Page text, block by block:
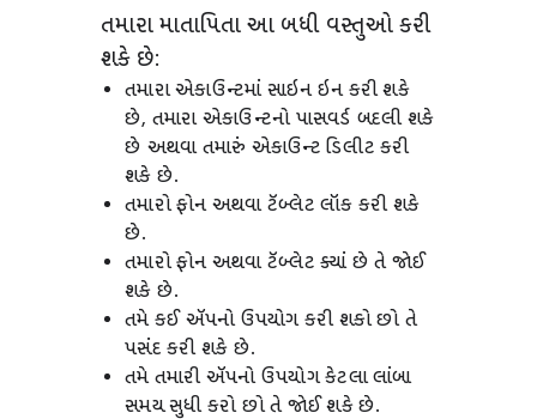
તમારા માતાપિતા આ બધી વસ્તુઓ કરી
શકે છે:
તમારા એકાઉન્ટમાં સાઇન ઇન કરી શકે
છે, તમારા એકાઉન્ટનો પાસવર્ડ બદલી શકે
છે અથવા તમારું એકાઉન્ટ ડિલીટ કરી
શકે છે.
તમારો ફોન અથવા ટૅબ્લેટ લૉક કરી શકે
છે.
તમારો ફોન અથવા ટૅબ્લેટ ક્યાં છે તે જોઈ
શકે છે.
તમે કઈ ઍપનો ઉપયોગ કરી શકો છો તે
પસંદ કરી શકે છે.
તમે તમારી ઍપનો ઉપયોગ કેટલા લાંબા
સમય સુધી કરો છો તે જોઈ શકે છે.